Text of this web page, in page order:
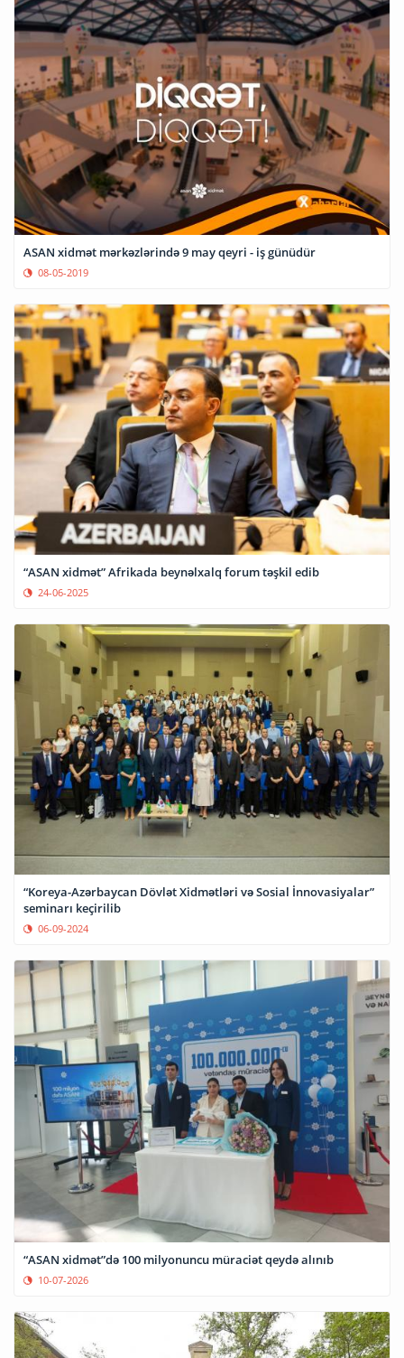
ASAN xidmət mərkəzlərində 9 may qeyri - iş günüdür
08-05-2019
“ASAN xidmət” Afrikada beynəlxalq forum təşkil edib
24-06-2025
“Koreya-Azərbaycan Dövlət Xidmətləri və Sosial İnnovasiyalar”
seminarı keçirilib
06-09-2024
“ASAN xidmət”də 100 milyonuncu müraciət qeydə alınıb
10-07-2026